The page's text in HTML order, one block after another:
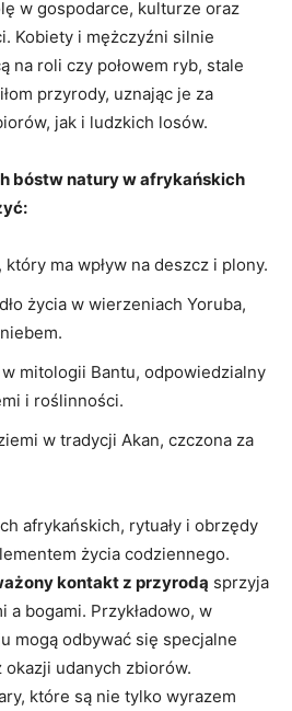
w gospodarce, kulturze oraz
Kobiety i mężczyźni silnie
na roli czy połowem ryb, stale
przyrody, uznając je za
jak i ludzkich losów.
bóstw natury w afrykańskich
który ma wpływ na deszcz i plony.
życia w wierzeniach Yoruba,
mitologii Bantu, odpowiedzialny
i roślinności.
w tradycji Akan, czczona za
afrykańskich, rytuały i obrzędy
życia codziennego.
kontakt z przyrodą sprzyja
a bogami. Przykładowo, w
mogą odbywać się specjalne
udanych zbiorów.
które są nie tylko wyrazem